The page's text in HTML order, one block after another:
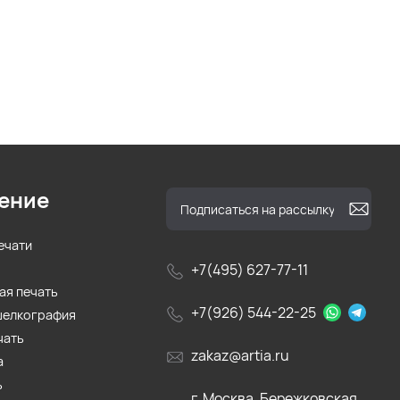
+7(495) 627-77-11
+7(926) 544-22-25
zakaz@artia.ru
печать